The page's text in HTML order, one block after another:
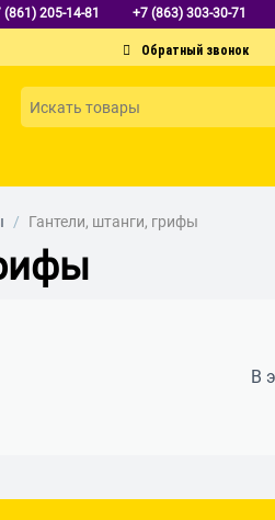
(861) 205-14-81 +7 (863) 303-30-71
/ Гантели, штанги, грифы
В